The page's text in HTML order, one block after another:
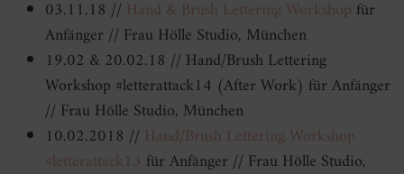
03.11.18 // Hand & Brush Lettering Workshop für
Anfänger // Frau Hölle Studio, München
19.02 & 20.02.18 // Hand/Brush Lettering
Workshop #letterattack14 (After Work) für Anfänger
// Frau Hölle Studio, München
10.02.2018 // Hand/Brush Lettering Workshop
#letterattack13 für Anfänger // Frau Hölle Studio,